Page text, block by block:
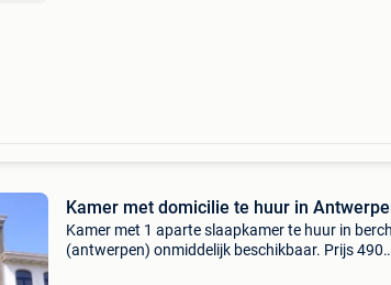
Kamer met domicilie te huur in
Kamer met 1 aparte slaapkamer te huur in
(antwerpen) onmiddelijk beschikbaar. Prijs 490